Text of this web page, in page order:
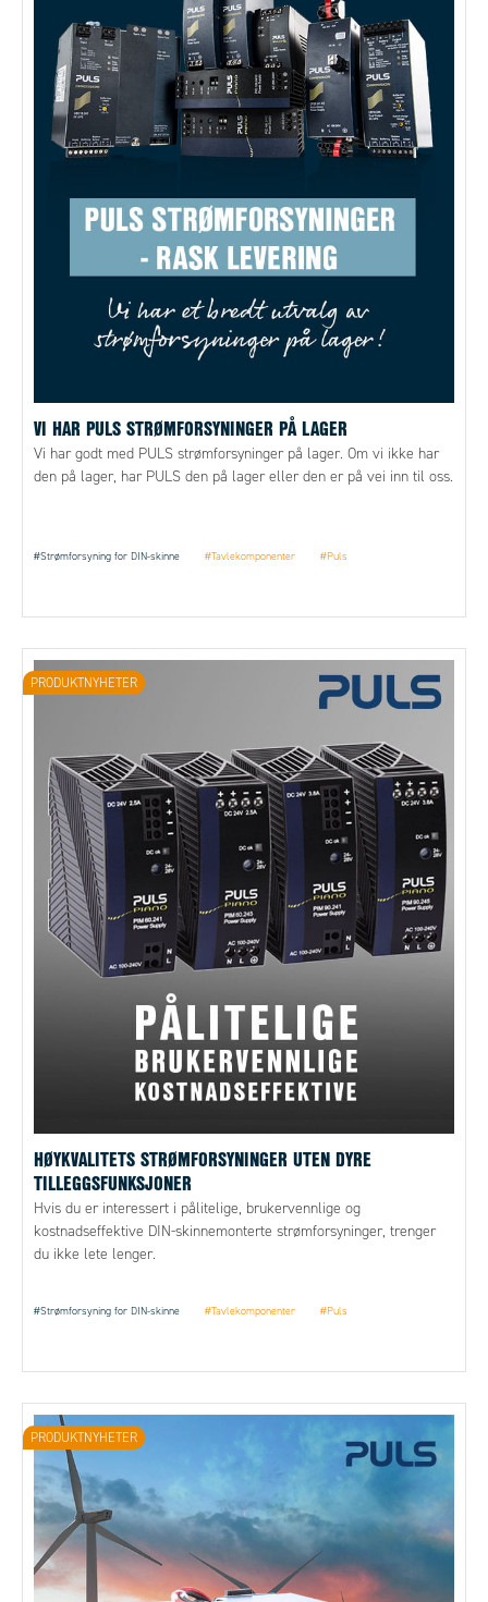
VI HAR PULS STRØMFORSYNINGER PÅ LAGER
Vi har godt med PULS strømforsyninger på lager. Om vi ikke har
den på lager, har PULS den på lager eller den er på vei inn til oss.
#Strømforsyning for DIN-skinne #Tavlekomponenter #Puls
HØYKVALITETS STRØMFORSYNINGER UTEN DYRE
TILLEGGSFUNKSJONER
Hvis du er interessert i pålitelige, brukervennlige og
kostnadseffektive DIN-skinnemonterte strømforsyninger, trenger
du ikke lete lenger.
#Strømforsyning for DIN-skinne #Tavlekomponenter #Puls
PRODUKTNYHETER
PRODUKTNYHETER